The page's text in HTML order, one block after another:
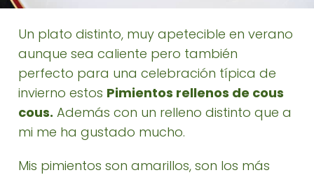
Un plato distinto, muy apetecible en verano
aunque sea caliente pero también
perfecto para una celebración típica de
invierno estos Pimientos rellenos de cous
cous. Además con un relleno distinto que a
mi me ha gustado mucho.
Mis pimientos son amarillos, son los más